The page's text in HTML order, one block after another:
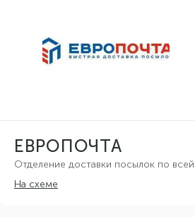
ЕВРОПОЧТА
Отделение доставки посылок по
На схеме